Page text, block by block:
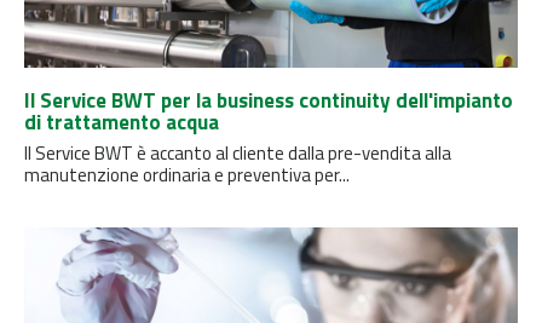
Il Service BWT per la business continuity dell'impianto
di trattamento acqua
ll Service BWT è accanto al cliente dalla pre-vendita alla
manutenzione ordinaria e preventiva per...